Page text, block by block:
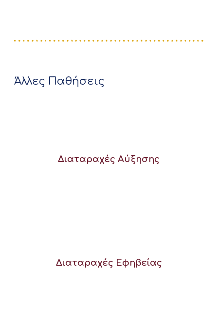
Άλλες Παθήσεις
Διαταραχές Αύξησης
Διαταραχές Εφηβείας